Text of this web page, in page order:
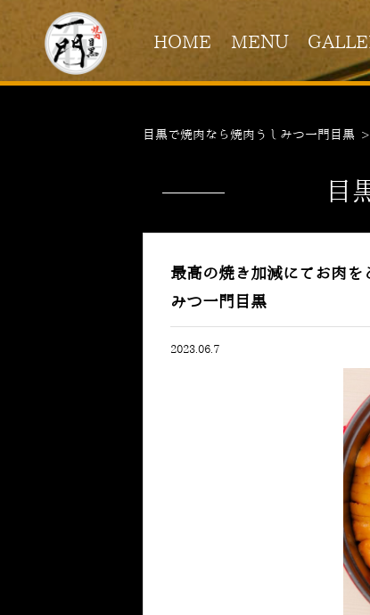
HOME MENU
目黒で焼肉なら焼肉うしみつ一門目黒 >
目
最高の焼き加減にてお肉
みつ一門目黒
2023.06.7